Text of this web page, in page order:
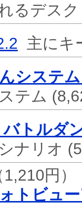
るデス
主にキ
システム
テム
トルダ
ナリオ
1,210円）
トビュ